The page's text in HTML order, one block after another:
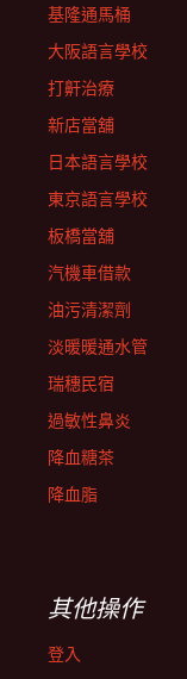
基隆通馬桶
大阪語言學校
打鼾治療
新店當舖
日本語言學校
東京語言學校
板橋當舖
汽機車借款
油污清潔劑
淡暖暖通水管
瑞穗民宿
過敏性鼻炎
降血糖茶
降血脂
其他操作
登入